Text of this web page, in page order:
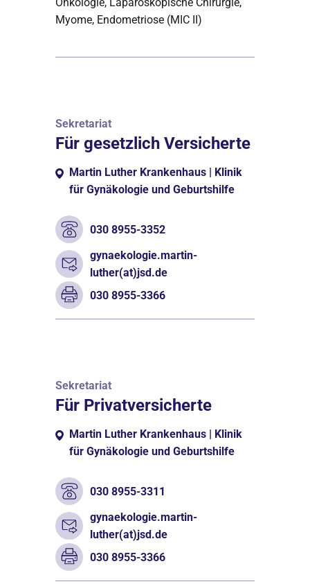
Myome, Endometriose (MIC II)
Sekretariat
Für gesetzlich Versicherte
Martin Luther Krankenhaus | Klinik
für Gynäkologie und Geburtshilfe
030 8955-3352
gynaekologie.martin-
luther(at)jsd.de
030 8955-3366
Sekretariat
Für Privatversicherte
Martin Luther Krankenhaus | Klinik
für Gynäkologie und Geburtshilfe
030 8955-3311
gynaekologie.martin-
luther(at)jsd.de
030 8955-3366